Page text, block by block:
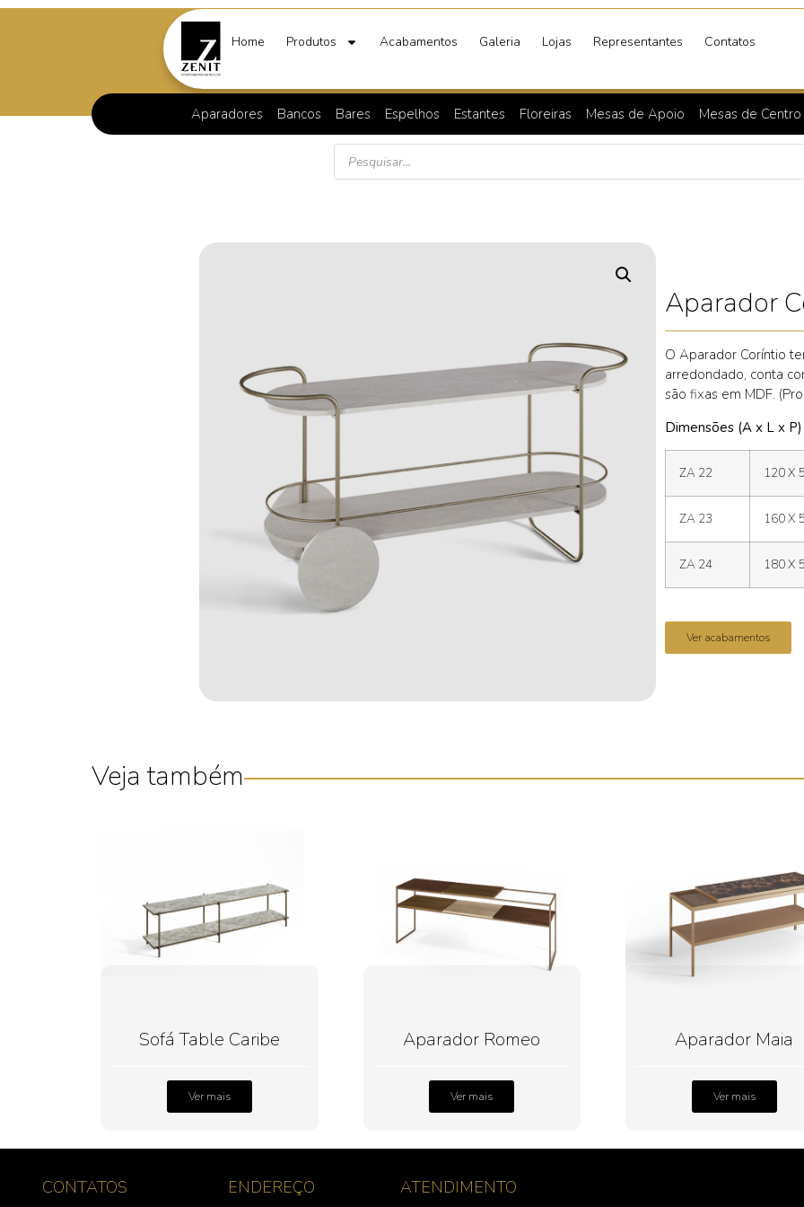
Home Produtos Acabamentos Galeria Lojas Representantes Contatos
Aparadores Bancos Bares Espelhos Estantes Floreiras Mesas de Apoio Mesas de Centro
Aparador
O Aparador Coríntio
arredondado, conta
são fixas em MDF.
Dimensões (A x L x P)
ZA 22 120 X
ZA 23 160 X
ZA 24 180 X
Ver acabamentos
Veja também
Sofá Table Caribe
Ver mais
Aparador Romeo
Ver mais
Aparador Maia
Ver mais
CONTATOS ENDEREÇO ATENDIMENTO